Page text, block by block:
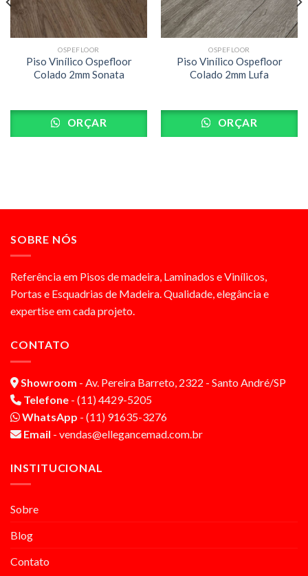
OSPEFLOOR
Piso Vinílico Ospefloor
Colado 2mm Sonata
ORÇAR
OSPEFLOOR
Piso Vinílico Ospefloor
Colado 2mm Lufa
ORÇAR
SOBRE NÓS
Referência em Pisos de madeira, Laminados e Vinílicos,
Portas e Esquadrias de Madeira. Qualidade, elegância e
expertise em cada projeto.
CONTATO
Showroom - Av. Pereira Barreto, 2322 - Santo André/SP
Telefone - (11) 4429-5205
WhatsApp - (11) 91635-3276
Email - vendas@ellegancemad.com.br
INSTITUCIONAL
Sobre
Blog
Contato